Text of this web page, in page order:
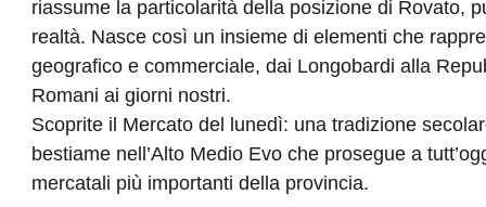
riassume la particolarità della posizione di Rovato,
realtà. Nasce così un insieme di elementi che
geografico e commerciale, dai Longobardi alla
Romani ai giorni nostri.
Scoprite il Mercato del lunedì: una tradizione
bestiame nell’Alto Medio Evo che prosegue a
mercatali più importanti della provincia.